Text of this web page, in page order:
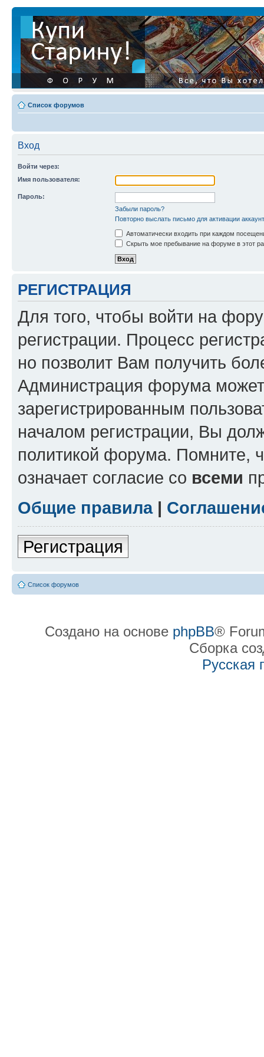
Список форумов
Вход
Войти через:
Имя пользователя:
Пароль:
Забыли пароль?
Повторно выслать письмо для активации
Автоматически входить при каждом
Скрыть мое пребывание на форуме в этот
РЕГИСТРАЦИЯ
Для того, чтобы войти на
регистрации. Процесс
но позволит Вам получить
Администрация форума может
зарегистрированным
началом регистрации, Вы
политикой форума. Помните,
означает согласие со всеми
Общие правила|
Регистрация
Список форумов
Создано на основе phpBB®
Сборка
Русская